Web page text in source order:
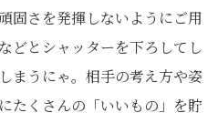
固さを発揮しないようにご用
どとシャッターを下ろしてし
まうにゃ。相手の考え方や姿
たくさんの「いいもの」を貯